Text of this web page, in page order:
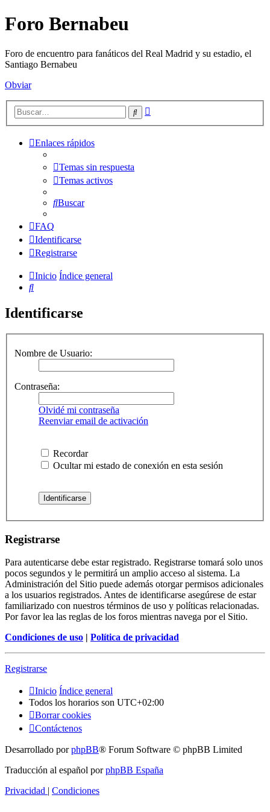
Foro Bernabeu
Foro de encuentro para fanáticos del Real Madrid y su estadio, el
Santiago Bernabeu
Obviar
Buscar
Enlaces rápidos
Temas sin respuesta
Temas activos
Buscar
FAQ
Identificarse
Registrarse
Inicio Índice general
Buscar
Identificarse
Nombre de Usuario:
Contraseña:
Olvidé mi contraseña
Reenviar email de activación
Recordar
Ocultar mi estado de conexión en esta sesión
Registrarse
Para autenticarse debe estar registrado. Registrarse tomará solo unos
pocos segundos y le permitirá un amplio acceso al sistema. La
Administración del Sitio puede además otorgar permisos adicionales
a los usuarios registrados. Antes de identificarse asegúrese de estar
familiarizado con nuestros términos de uso y políticas relacionadas.
Por favor lea las reglas de los foros mientras navega por el Sitio.
Condiciones de uso | Política de privacidad
Registrarse
Inicio Índice general
Todos los horarios son UTC+02:00
Borrar cookies
Contáctenos
Desarrollado porphpBB® Forum Software © phpBB Limited
Traducción al español porphpBB España
Privacidad | Condiciones